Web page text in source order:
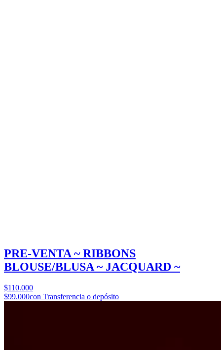
PRE-VENTA ~ RIBBONS
BLOUSE/BLUSA ~ JACQUARD ~
$110.000
$99.000con Transferencia o depósito